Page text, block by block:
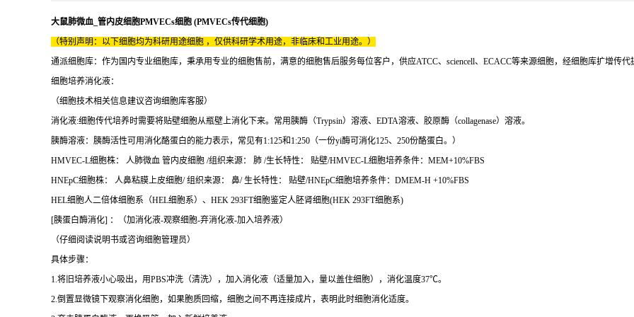
大鼠肺微血_管内皮细胞PMVECs细胞 (PMVECs传代细胞)
（特别声明：以下细胞均为科研用途细胞 ，仅供科研学术用途，非临床和工业用途。）
通派细胞库：作为国内专业细胞库，秉承用专业的细胞售前，满意的细胞售后服务每位客户，供应ATCC、sciencell、ECACC等来源细胞，经细胞库扩增传代
细胞培养消化液：
（细胞技术相关信息建议咨询细胞库客服）
消化液:细胞传代培养时需要将贴壁细胞从瓶壁上消化下来。常用胰酶（Trypsin）溶液、EDTA溶液、胶原酶（collagenase）溶液。
胰酶溶液：胰酶活性可用消化酪蛋白的能力表示，常见有1:125和1:250（一份yi酶可消化125、250份酪蛋白。）
HMVEC-L细胞株： 人肺微血 管内皮细胞 /组织来源： 肺 /生长特性： 贴壁/HMVEC-L细胞培养条件：MEM+10%FBS
HNEpC细胞株： 人鼻粘膜上皮细胞/ 组织来源： 鼻/ 生长特性： 贴壁/HNEpC细胞培养条件：DMEM-H +10%FBS
HEL细胞人二倍体细胞系（HEL细胞系）、HEK 293FT细胞鉴定人胚肾细胞(HEK 293FT细胞系)
[胰蛋白酶消化] ：（加消化液-观察细胞-弃消化液-加入培养液）
（仔细阅读说明书或咨询细胞管理员）
具体步骤：
1.将旧培养液小心吸出，用PBS冲洗（清洗），加入消化液（适量加入，量以盖住细胞），消化温度37℃。
2.倒置显微镜下观察消化细胞，如果胞质回缩，细胞之间不再连接成片，表明此时细胞消化适度。